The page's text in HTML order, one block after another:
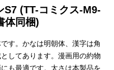
行書体
デザイン毛筆
S7 (TT-コミクス-M9-
体同梱)
す。かなは明朝体、漢字は角
してあります。漫画用の約物
も最適です。太さは本製品を